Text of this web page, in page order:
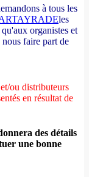
à tous les
les
organistes et
faire part de
ou distributeurs
en résultat de
des détails
une bonne